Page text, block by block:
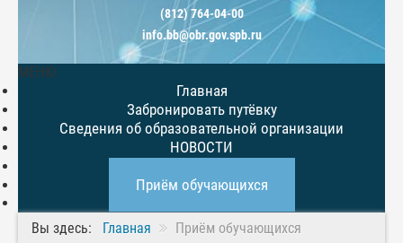
(812) 764-04-00
info.bb@obr.gov.spb.ru
МЕНЮ
Главная
Забронировать путёвку
Сведения об образовательной организации
НОВОСТИ
Приём обучающихся
Вы здесь: Главная Приём обучающихся